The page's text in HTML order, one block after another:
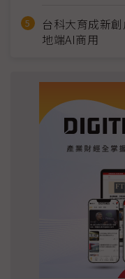
台科大育成新
地端AI商用